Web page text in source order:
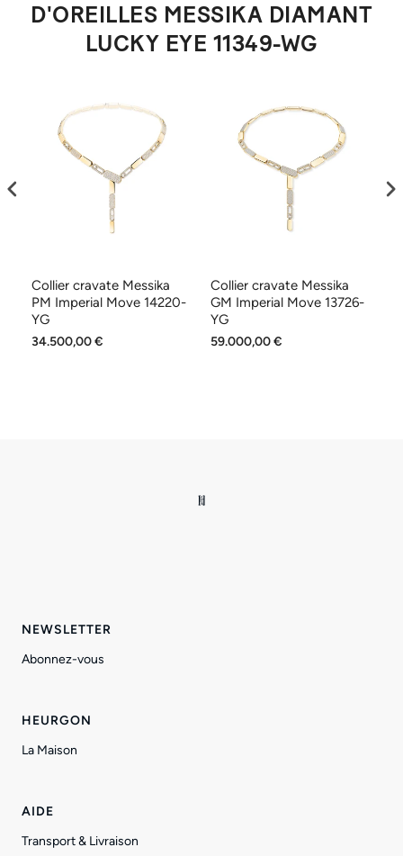
D'OREILLES MESSIKA DIAMANT
LUCKY EYE 11349-WG
Collier cravate Messika
PM Imperial Move 14220-
YG
34.500,00 €
Collier cravate Messika
GM Imperial Move 13726-
YG
59.000,00 €
NEWSLETTER
Abonnez-vous
HEURGON
La Maison
AIDE
Transport & Livraison